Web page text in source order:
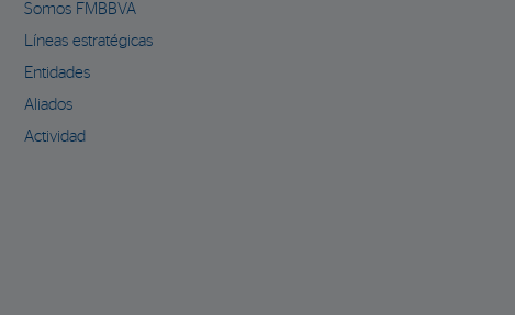
Somos FMBBVA
Líneas estratégicas
Entidades
Aliados
Actividad